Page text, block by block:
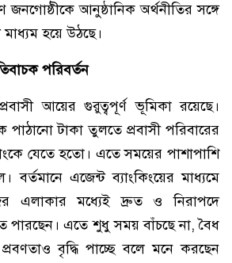
জনগোষ্ঠীকে আনুষ্ঠানিক অর্থনীতির সঙ্গে
হয়ে উঠছে।
পরিবর্তন
আয়ের গুরুত্বপূর্ণ ভূমিকা রয়েছে।
টাকা তুলতে প্রবাসী পরিবারের
যেতে হতো। এতে সময়ের পাশাপাশি
বর্তমানে এজেন্ট ব্যাংকিংয়ের মাধ্যমে
এলাকার মধ্যেই দ্রুত ও নিরাপদে
পারছেন। এতে শুধু সময় বাঁচছে না, বৈধ
বৃদ্ধি পাচ্ছে বলে মনে করছেন